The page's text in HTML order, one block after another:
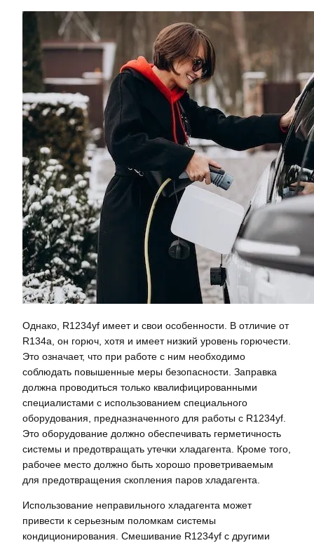
Однако, R1234yf имеет и свои особенности. В отличие от
R134a, он горюч, хотя и имеет низкий уровень горючести.
Это означает, что при работе с ним необходимо
соблюдать повышенные меры безопасности. Заправка
должна проводиться только квалифицированными
специалистами с использованием специального
оборудования, предназначенного для работы с R1234yf.
Это оборудование должно обеспечивать герметичность
системы и предотвращать утечки хладагента. Кроме того,
рабочее место должно быть хорошо проветриваемым
для предотвращения скопления паров хладагента.
Использование неправильного хладагента может
привести к серьезным поломкам системы
кондиционирования. Смешивание R1234yf с другими